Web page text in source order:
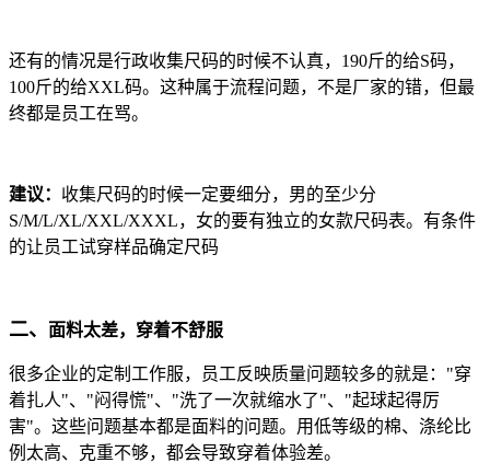
还有的情况是行政收集尺码的时候不认真，190斤的给S码，
100斤的给XXL码。这种属于流程问题，不是厂家的错，但最
终都是员工在骂。
建议： 收集尺码的时候一定要细分，男的至少分
S/M/L/XL/XXL/XXXL，女的要有独立的女款尺码表。有条件
的让员工试穿样品确定尺码
二、 面料太差，穿着不舒服
很多企业的定制工作服，员工反映质量问题较多的就是："穿
着扎人"、"闷得慌"、"洗了一次就缩水了"、"起球起得厉
害"。 这些问题基本都是面料的问题。用低等级的棉、涤纶比
例太高、克重不够，都会导致穿着体验差。